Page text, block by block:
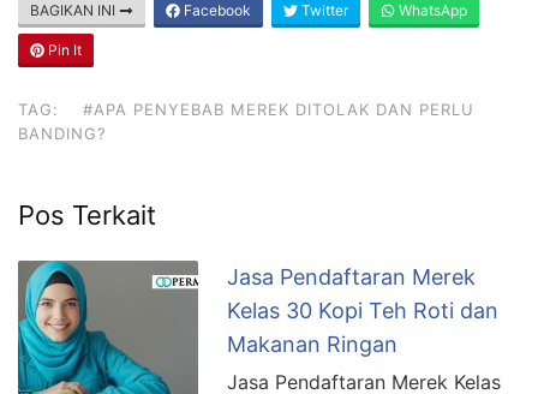
BAGIKAN INI Facebook Twitter WhatsApp
Pin It
TAG:
#APA PENYEBAB MEREK DITOLAK DAN PERLU
BANDING?
Pos Terkait
Jasa Pendaftaran Merek
Kelas 30 Kopi Teh Roti dan
Makanan Ringan
Jasa Pendaftaran Merek Kelas